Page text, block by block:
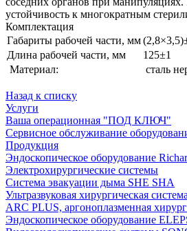
устойчивость к многократным
Комплектация
Габариты рабочей части, мм
Длина рабочей части, мм
125±1
Материал:
сталь
Назад к списку
Услуги
Ваша операционная "ПОД КЛЮЧ"
Сервисное обслуживание
Продукция
Эндоскопическое оборудование
Электрохирургические системы
Система эвакуации дыма SHE SHA
Ультразвуковая хирургическая
ARC PLUS, аргоноплазменная
Эндоскопическое оборудование